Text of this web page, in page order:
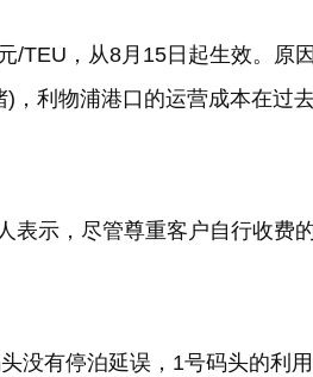
/TEU ，从8月 15 日起生效。原
) ，利物浦港口的运营成本在过
表示，尽管尊重客户自行收费
没有停泊延误， 1号码头的利